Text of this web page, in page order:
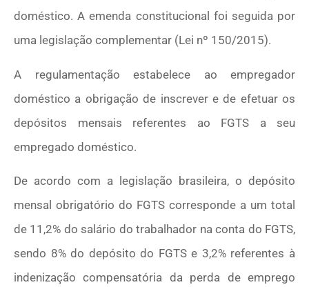
doméstico. A emenda constitucional foi seguida por
uma legislação complementar (Lei nº 150/2015).
A regulamentação estabelece ao empregador
doméstico a obrigação de inscrever e de efetuar os
depósitos mensais referentes ao FGTS a seu
empregado doméstico.
De acordo com a legislação brasileira, o depósito
mensal obrigatório do FGTS corresponde a um total
de 11,2% do salário do trabalhador na conta do FGTS,
sendo 8% do depósito do FGTS e 3,2% referentes à
indenização compensatória da perda de emprego